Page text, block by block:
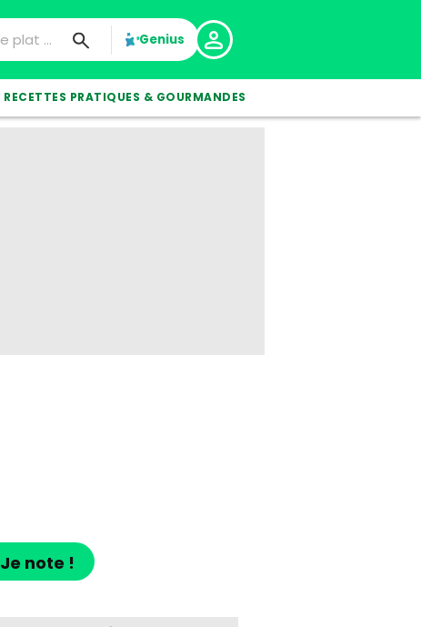
Genius
RECETTES PRATIQUES & GOURMANDES
Je note !